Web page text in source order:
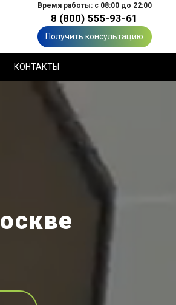
Время работы: с 08:00 до 22:00
8 (800) 555-93-61
Получить консультацию
КОНТАКТЫ